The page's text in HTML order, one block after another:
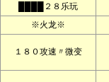
████２８乐玩
※火龙※
１８０攻速〃微变